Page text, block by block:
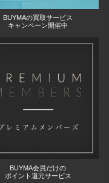
BUYMAの買取サービス
キャンペーン開催中
BUYMA会員だけの
ポイント還元サービス